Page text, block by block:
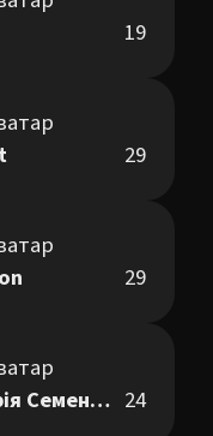
19
29
29
Марія Семенець 24